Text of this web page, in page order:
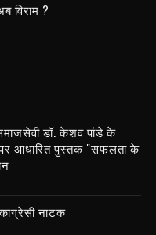
विराम ?
डॉ. केशव पांडे के
पर आधारित पुस्तक "सफलता के
नाटक